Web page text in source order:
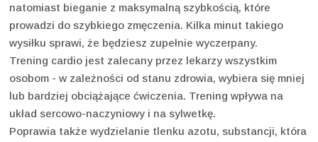
natomiast bieganie z maksymalną szybkością, które
prowadzi do szybkiego zmęczenia. Kilka minut takiego
wysiłku sprawi, że będziesz zupełnie wyczerpany.
Trening cardio jest zalecany przez lekarzy wszystkim
osobom - w zależności od stanu zdrowia, wybiera się mniej
lub bardziej obciążające ćwiczenia. Trening wpływa na
układ sercowo-naczyniowy i na sylwetkę.
Poprawia także wydzielanie tlenku azotu, substancji, która